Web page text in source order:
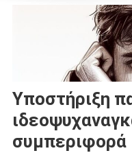
Υποστήριξη
συμπεριφορά